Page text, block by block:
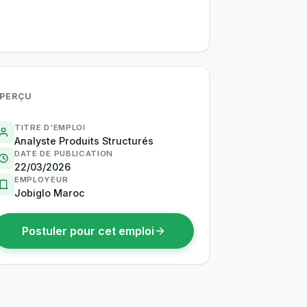
TITRE D'EMPLOI
Analyste Produits Structurés
DATE DE PUBLICATION
22/03/2026
EMPLOYEUR
Jobiglo Maroc
Postuler pour cet emploi